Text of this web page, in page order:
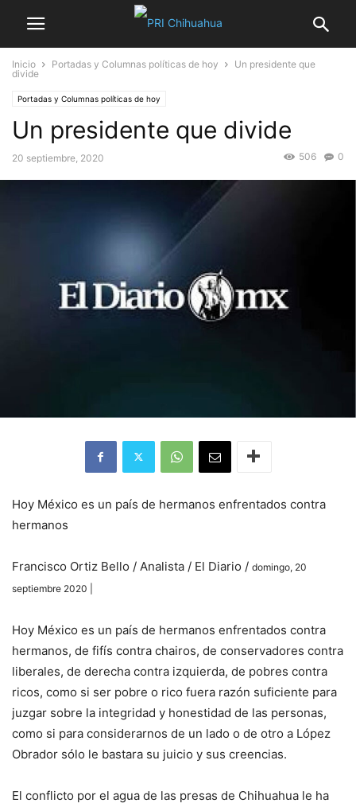
Inicio Portadas y Columnas políticas de hoy
Un presidente que
divide
Portadas y Columnas políticas de hoy
Un presidente que divide
20 septiembre, 2020 0
506
Hoy México es un país de hermanos enfrentados contra
hermanos
Francisco Ortiz Bello / Analista / El Diario / domingo, 20
septiembre 2020 |
Hoy México es un país de hermanos enfrentados contra
hermanos, de fifís contra chairos, de conservadores contra
liberales, de derecha contra izquierda, de pobres contra
ricos, como si ser pobre o rico fuera razón suficiente para
juzgar sobre la integridad y honestidad de las personas,
como si para considerarnos de un lado o de otro a López
Obrador sólo le bastara su juicio y sus creencias.
El conflicto por el agua de las presas de Chihuahua le ha